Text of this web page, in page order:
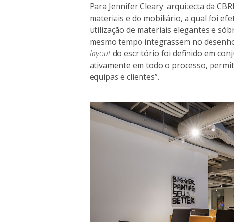
Para Jennifer Cleary, arquitecta da
materiais e do mobiliário, a qual foi
utilização de materiais elegantes e
mesmo tempo integrassem no
layoutdo escritório foi definido em
ativamente em todo o processo,
equipas e clientes”.